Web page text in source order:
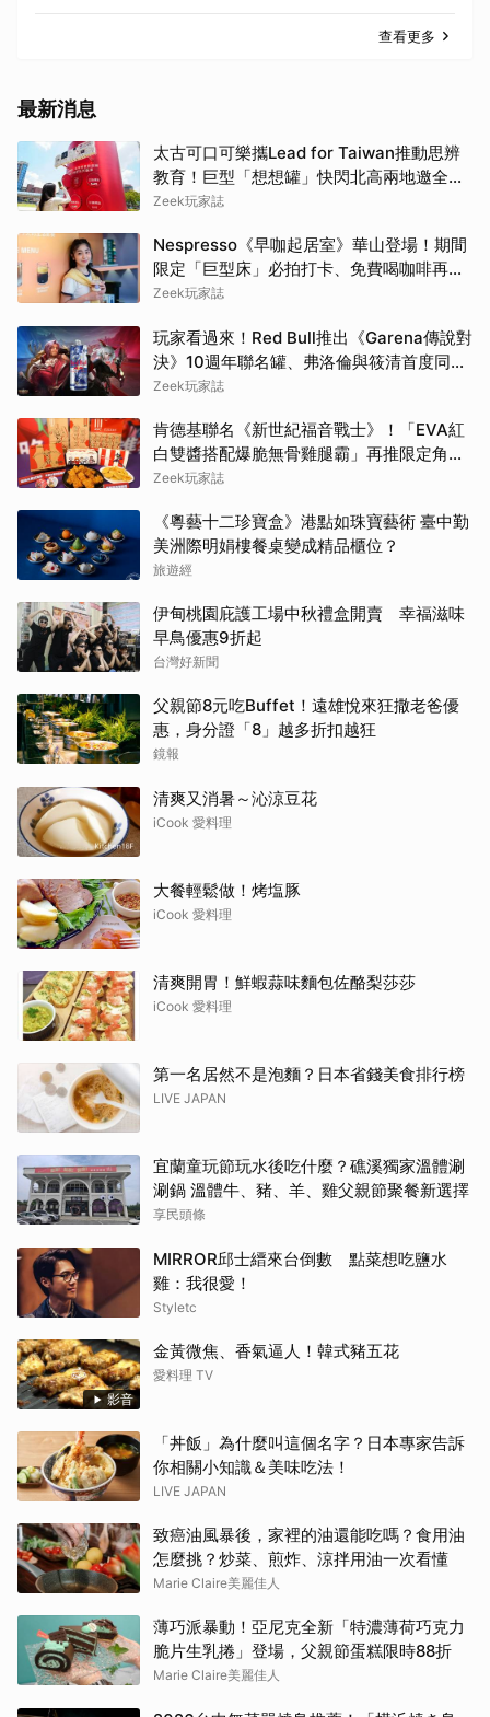
查看更多
最新消息
太古可口可樂攜Lead for Taiwan推動思辨
教育！巨型「想想罐」快閃北高兩地邀全民
挑戰「打破慣性」
Zeek玩家誌
Nespresso《早咖起居室》華山登場！期間
限定「巨型床」必拍打卡、免費喝咖啡再拿
好禮
Zeek玩家誌
玩家看過來！Red Bull推出《Garena傳說對
決》10週年聯名罐、弗洛倫與筱清首度同框
必收藏
Zeek玩家誌
肯德基聯名《新世紀福音戰士》！「EVA紅
白雙醬搭配爆脆無骨雞腿霸」再推限定角色
卡、周邊必搶收
Zeek玩家誌
《粵藝十二珍寶盒》港點如珠寶藝術 臺中勤
美洲際明娟樓餐桌變成精品櫃位？
旅遊經
伊甸桃園庇護工場中秋禮盒開賣 幸福滋味
早鳥優惠9折起
台灣好新聞
父親節8元吃Buffet！遠雄悅來狂撒老爸優
惠，身分證「8」越多折扣越狂
鏡報
清爽又消暑～沁涼豆花
iCook 愛料理
大餐輕鬆做！烤塩豚
iCook 愛料理
清爽開胃！鮮蝦蒜味麵包佐酪梨莎莎
iCook 愛料理
第一名居然不是泡麵？日本省錢美食排行榜
LIVE JAPAN
宜蘭童玩節玩水後吃什麼？礁溪獨家溫體涮
涮鍋 溫體牛、豬、羊、雞父親節聚餐新選擇
享民頭條
MIRROR邱士縉來台倒數 點菜想吃鹽水
雞：我很愛！
Styletc
影音
金黃微焦、香氣逼人！韓式豬五花
愛料理 TV
「丼飯」為什麼叫這個名字？日本專家告訴
你相關小知識＆美味吃法！
LIVE JAPAN
致癌油風暴後，家裡的油還能吃嗎？食用油
怎麼挑？炒菜、煎炸、涼拌用油一次看懂
Marie Claire美麗佳人
薄巧派暴動！亞尼克全新「特濃薄荷巧克力
脆片生乳捲」登場，父親節蛋糕限時88折
Marie Claire美麗佳人